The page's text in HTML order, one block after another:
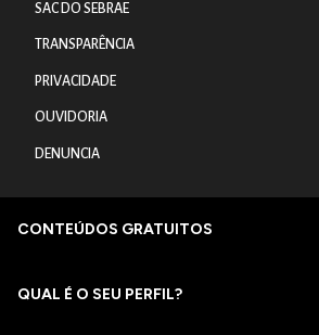
SAC DO SEBRAE
TRANSPARÊNCIA
PRIVACIDADE
OUVIDORIA
DENUNCIA
CONTEÚDOS GRATUITOS
QUAL É O SEU PERFIL?